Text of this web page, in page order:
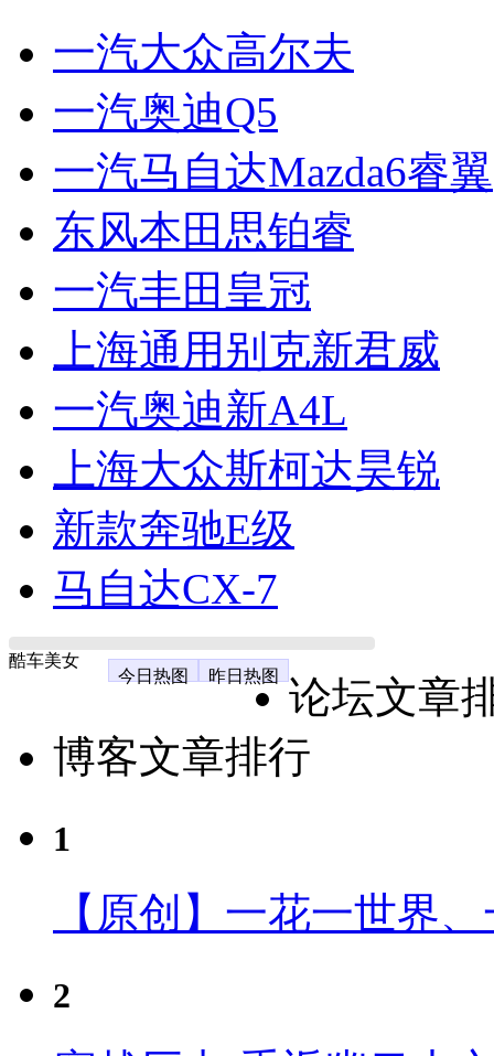
一汽大众高尔夫
一汽奥迪Q5
一汽马自达Mazda6睿翼
东风本田思铂睿
一汽丰田皇冠
上海通用别克新君威
一汽奥迪新A4L
上海大众斯柯达昊锐
新款奔驰E级
马自达CX-7
酷车美女
今日热图
昨日热图
论坛文章
博客文章排行
1
【原创】一花一世界
2